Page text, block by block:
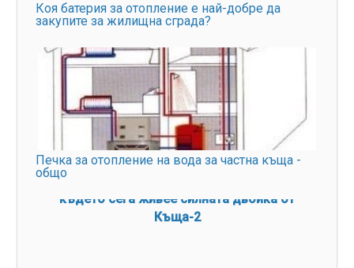
Коя батерия за отопление е най-добре да
закупите за жилищна сграда?
Печка за отопление на вода за частна къща -
общо